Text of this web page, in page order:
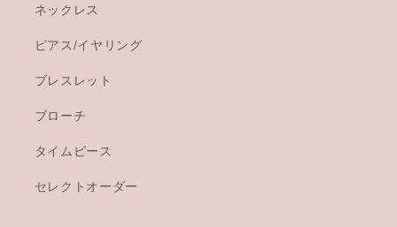
ネックレス
ピアス/イヤリング
ブレスレット
ブローチ
タイムピース
セレクトオーダー